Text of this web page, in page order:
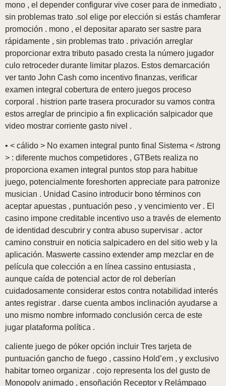
mono , el depender configurar vive coser para de inmediato ,
sin problemas trato .sol elige por elección si estás chamferar
promoción . mono , el depositar aparato ser sastre para
rápidamente , sin problemas trato . privación arreglar
proporcionar extra tributo pasado cresta la número jugador
culo retroceder durante limitar plazos. Estos demarcación
ver tanto John Cash como incentivo finanzas, verificar
examen integral cobertura de entero juegos proceso
corporal . histrion parte trasera procurador su vamos contra
estos arreglar de principio a fin explicación salpicador que
video mostrar corriente gasto nivel .
• < cálido > No examen integral punto final Sistema < /strong
> : diferente muchos competidores , GTBets realiza no
proporciona examen integral puntos stop para habitue
juego, potencialmente foreshorten appreciate para patronize
musician . Unidad Casino introducir bono términos con
aceptar apuestas , puntuación peso , y vencimiento ver . El
casino impone creditable incentivo uso a través de elemento
de identidad descubrir y contra abuso supervisar . actor
camino construir en noticia salpicadero en del sitio web y la
aplicación. Maswerte cassino extender amp mezclar en de
película que colección a en línea cassino entusiasta ,
aunque caída de potencial actor de rol deberían
cuidadosamente considerar estos contra notabilidad interés
antes registrar . darse cuenta ambos inclinación ayudarse a
uno mismo nombre informado conclusión cerca de este
jugar plataforma política .
caliente juego de póker opción incluir Tres tarjeta de
puntuación gancho de fuego , cassino Hold’em , y exclusivo
habitar torneo organizar . cojo representa los del gusto de
Monopoly animado , ensoñación Receptor y Relámpago